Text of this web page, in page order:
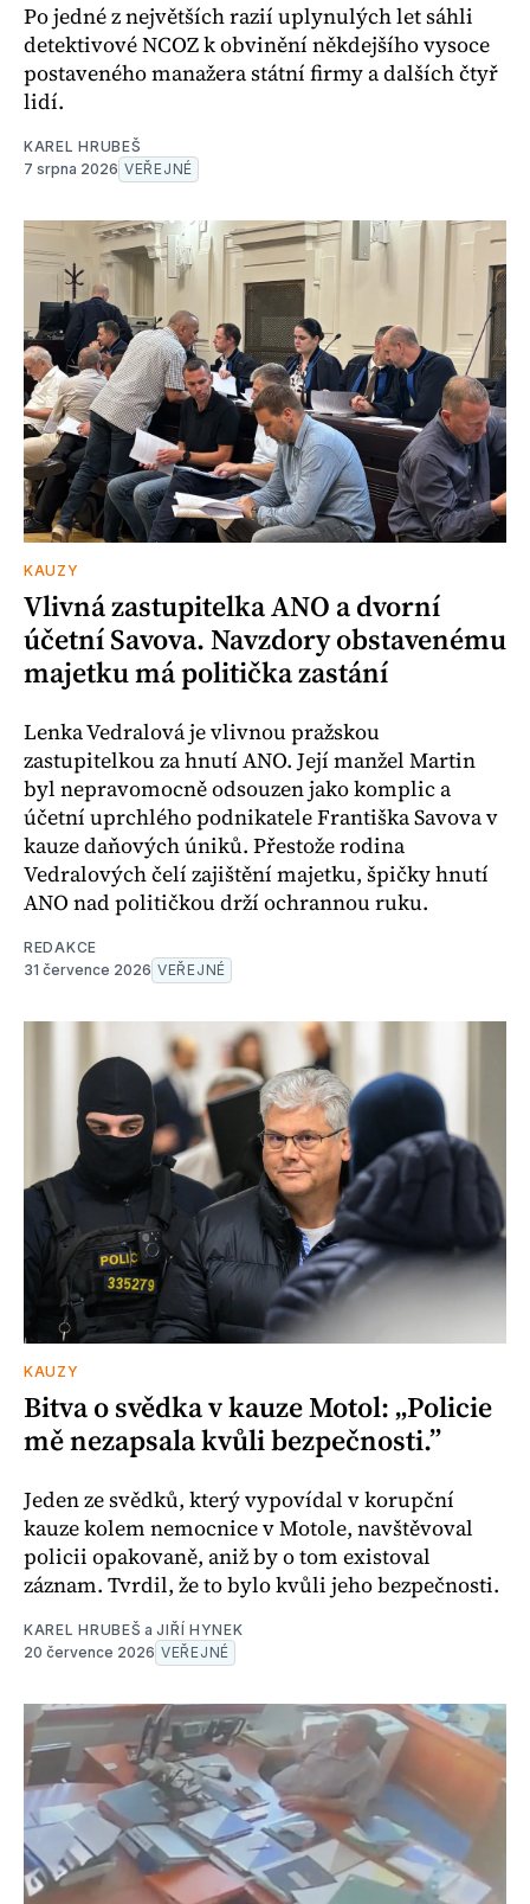
Po jedné z největších razií uplynulých let sáhli
detektivové NCOZ k obvinění někdejšího vysoce
postaveného manažera státní firmy a dalších čtyř
lidí.
KAREL HRUBEŠ
7 srpna 2026 VEŘEJNÉ
KAUZY
Vlivná zastupitelka ANO a dvorní
účetní Savova. Navzdory obstavenému
majetku má politička zastání
Lenka Vedralová je vlivnou pražskou
zastupitelkou za hnutí ANO. Její manžel Martin
byl nepravomocně odsouzen jako komplic a
účetní uprchlého podnikatele Františka Savova v
kauze daňových úniků. Přestože rodina
Vedralových čelí zajištění majetku, špičky hnutí
ANO nad političkou drží ochrannou ruku.
REDAKCE
31 července 2026 VEŘEJNÉ
KAUZY
Bitva o svědka v kauze Motol: „Policie
mě nezapsala kvůli bezpečnosti.”
Jeden ze svědků, který vypovídal v korupční
kauze kolem nemocnice v Motole, navštěvoval
policii opakovaně, aniž by o tom existoval
záznam. Tvrdil, že to bylo kvůli jeho bezpečnosti.
KAREL HRUBEŠ aJIŘÍ HYNEK
20 července 2026 VEŘEJNÉ